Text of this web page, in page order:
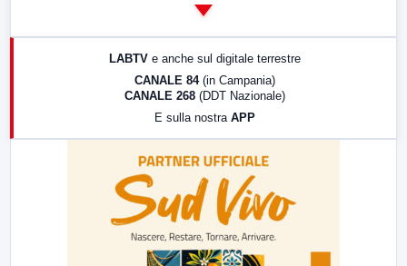
LABTV e anche sul digitale terrestre
CANALE 84 (in Campania)
CANALE 268 (DDT Nazionale)
E sulla nostra APP